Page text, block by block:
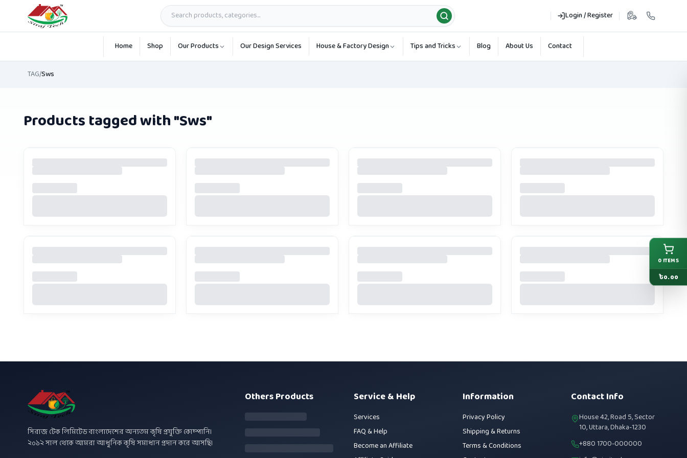
Login / Register
Skip to main content
Home Shop Our Products Our Design Services House & Factory Design Tips and Tricks Blog About Us Contact
TAG/Sws
Products tagged with "Sws"
সিরাজ টেক লিমিটেড বাংলাদেশের অন্যতম কৃষি প্রযুক্তি কোম্পানি।
২০১২ সাল থেকে আমরা আধুনিক কৃষি সমাধান প্রদান করে আসছি।
Others Products Service & Help
Services
FAQ & Help
Become an Affiliate
Information
Privacy Policy
Shipping & Returns
Terms & Conditions
Contact Info
House 42, Road 5, Sector
10, Uttara, Dhaka-1230
+880 1700-000000
0 ITEMS
৳0.00